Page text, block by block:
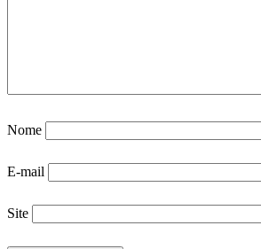
Nome
E-mail
Site